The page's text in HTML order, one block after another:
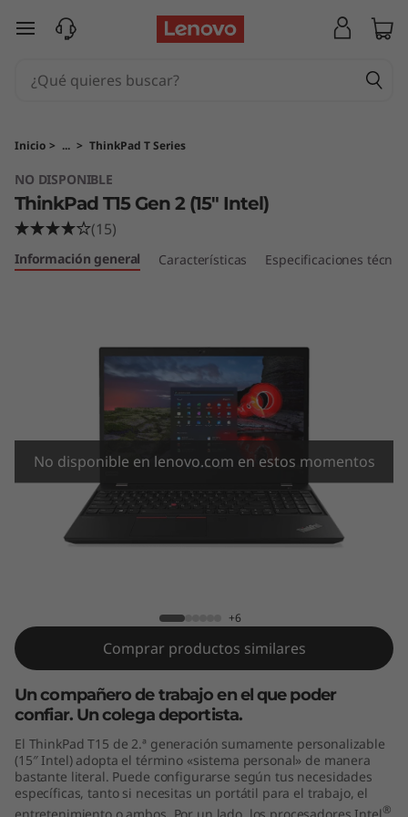
T
n
k
P
a
G
e
1
5
n
Ir al contenido principal
Inicio > ... > ThinkPad T Series
NO DISPONIBLE
ThinkPad T15 Gen 2 (15" Intel)
(15)
Información general Características Especificaciones
No disponible en lenovo.com en estos momentos
+6
Comprar productos similares
Un compañero de trabajo en el que poder
confiar. Un colega deportista.
El ThinkPad T15 de 2.ª generación sumamente personalizable
(15″ Intel) adopta el término «sistema personal» de manera
bastante literal. Puede configurarse según tus necesidades
específicas, tanto si necesitas un portátil para el trabajo, el
entretenimiento o ambos. Por un lado, los procesadores Intel®